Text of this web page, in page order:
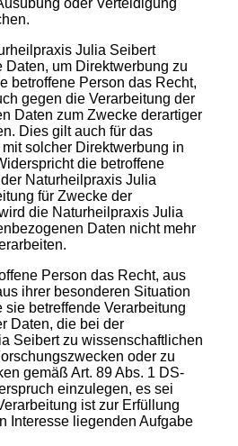
oder Verteidigung
Julia Seibert
Daten, um Direktwerbung zu
betroffene Person das Recht,
gegen die Verarbeitung der
Daten zum Zwecke derartiger
Dies gilt auch für das
solcher Direktwerbung in
die betroffene
Naturheilpraxis Julia
für Zwecke der
die Naturheilpraxis Julia
Daten nicht mehr
Person das Recht, aus
ihrer besonderen Situation
sie betreffende Verarbeitung
Daten, die bei der
Seibert zu wissenschaftlichen
oder zu
gemäß Art. 89 Abs. 1 DS-
einzulegen, es sei
ist zur Erfüllung
Interesse liegenden Aufgabe